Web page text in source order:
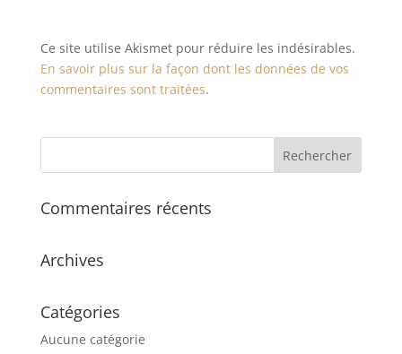
Ce site utilise Akismet pour réduire les indésirables.
En savoir plus sur la façon dont les données de vos
commentaires sont traitées.
Commentaires récents
Archives
Catégories
Aucune catégorie